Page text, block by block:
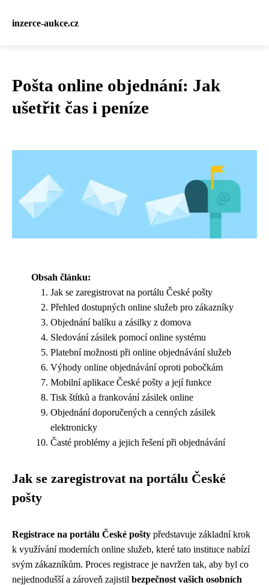
inzerce-aukce.cz
Pošta online objednání: Jak
ušetřit čas i peníze
Obsah článku:
Jak se zaregistrovat na portálu České pošty
Přehled dostupných online služeb pro zákazníky
Objednání balíku a zásilky z domova
Sledování zásilek pomocí online systému
Platební možnosti při online objednávání služeb
Výhody online objednávání oproti pobočkám
Mobilní aplikace České pošty a její funkce
Tisk štítků a frankování zásilek online
Objednání doporučených a cenných zásilek
elektronicky
Časté problémy a jejich řešení při objednávání
Jak se zaregistrovat na portálu České
pošty
Registrace na portálu České pošty představuje základní krok
k využívání moderních online služeb, které tato instituce nabízí
svým zákazníkům. Proces registrace je navržen tak, aby byl co
nejjednodušší a zároveň zajistil bezpečnost vašich osobních